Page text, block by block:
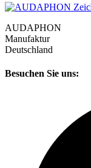
AUDAPHON
Manufaktur
Deutschland
Besuchen Sie uns: